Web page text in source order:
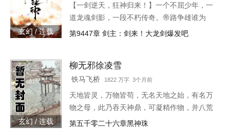
玄幻 / 连载
【一剑逆天，狂神归来！】一个不屈少年，一
道龙魂剑影，一段不朽传奇。帝路争雄谁为
峰，唯我林轩傲苍生！3w471-25091
第9447章 剑主：剑来！大龙剑爆发吧
玄幻 / 连载
柳无邪徐凌雪
铁马飞桥 1822 万字 3个月前
天地皆灵，万物皆苟，无名天地之始，有名万
物之母，此乃吞天神鼎，可凝精作物，并八荒
之心。得此鼎，吞四海，容八荒……一代邪
第五千零二十六章黑神珠